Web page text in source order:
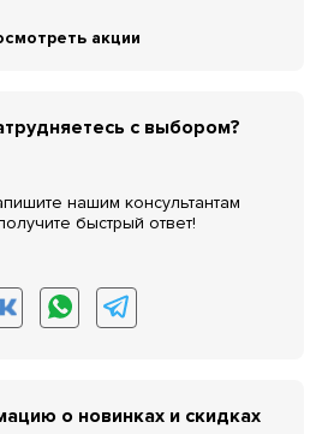
акции
с выбором?
нашим консультантам
быстрый ответ!
о новинках и скидках